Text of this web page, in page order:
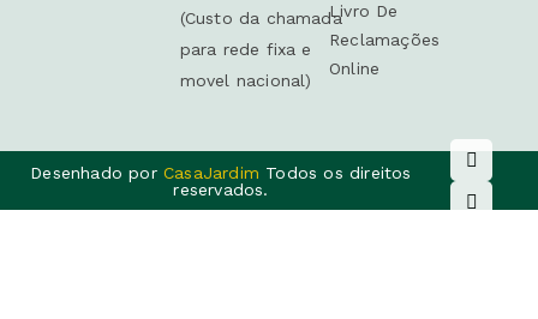
(Custo da chamada
para rede fixa e
movel nacional)
Livro De
Reclamações
Online
Desenhado porCasaJardim Todos os direitos
reservados.